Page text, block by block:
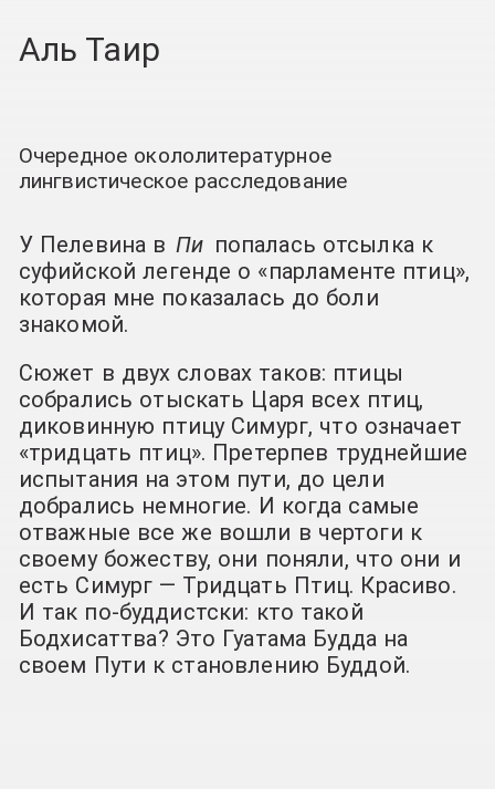
Аль Таир
Очередное окололитературное
лингвистическое расследование
У Пелевина в Пи попалась отсылка к
суфийской легенде о «парламенте птиц»,
которая мне показалась до боли
знакомой.
Сюжет в двух словах таков: птицы
собрались отыскать Царя всех птиц,
диковинную птицу Симург, что означает
«тридцать птиц». Претерпев труднейшие
испытания на этом пути, до цели
добрались немногие. И когда самые
отважные все же вошли в чертоги к
своему божеству, они поняли, что они и
есть Симург — Тридцать Птиц. Красиво.
И так по-буддистски: кто такой
Бодхисаттва? Это Гуатама Будда на
своем Пути к становлению Буддой.